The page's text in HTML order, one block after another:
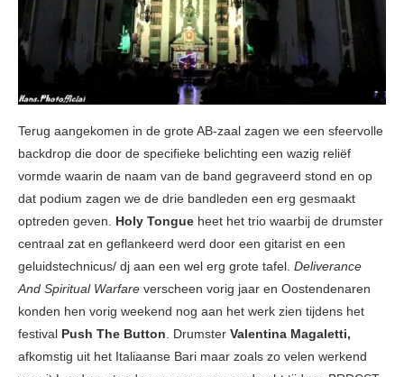
Terug aangekomen in de grote AB-zaal zagen we een sfeervolle
backdrop die door de specifieke belichting een wazig reliëf
vormde waarin de naam van de band gegraveerd stond en op
dat podium zagen we de drie bandleden een erg gesmaakt
optreden geven. Holy Tongue heet het trio waarbij de drumster
centraal zat en geflankeerd werd door een gitarist en een
geluidstechnicus/ dj aan een wel erg grote tafel. Deliverance
And Spiritual Warfare verscheen vorig jaar en Oostendenaren
konden hen vorig weekend nog aan het werk zien tijdens het
festival Push The Button. Drumster Valentina Magaletti,
afkomstig uit het Italiaanse Bari maar zoals zo velen werkend